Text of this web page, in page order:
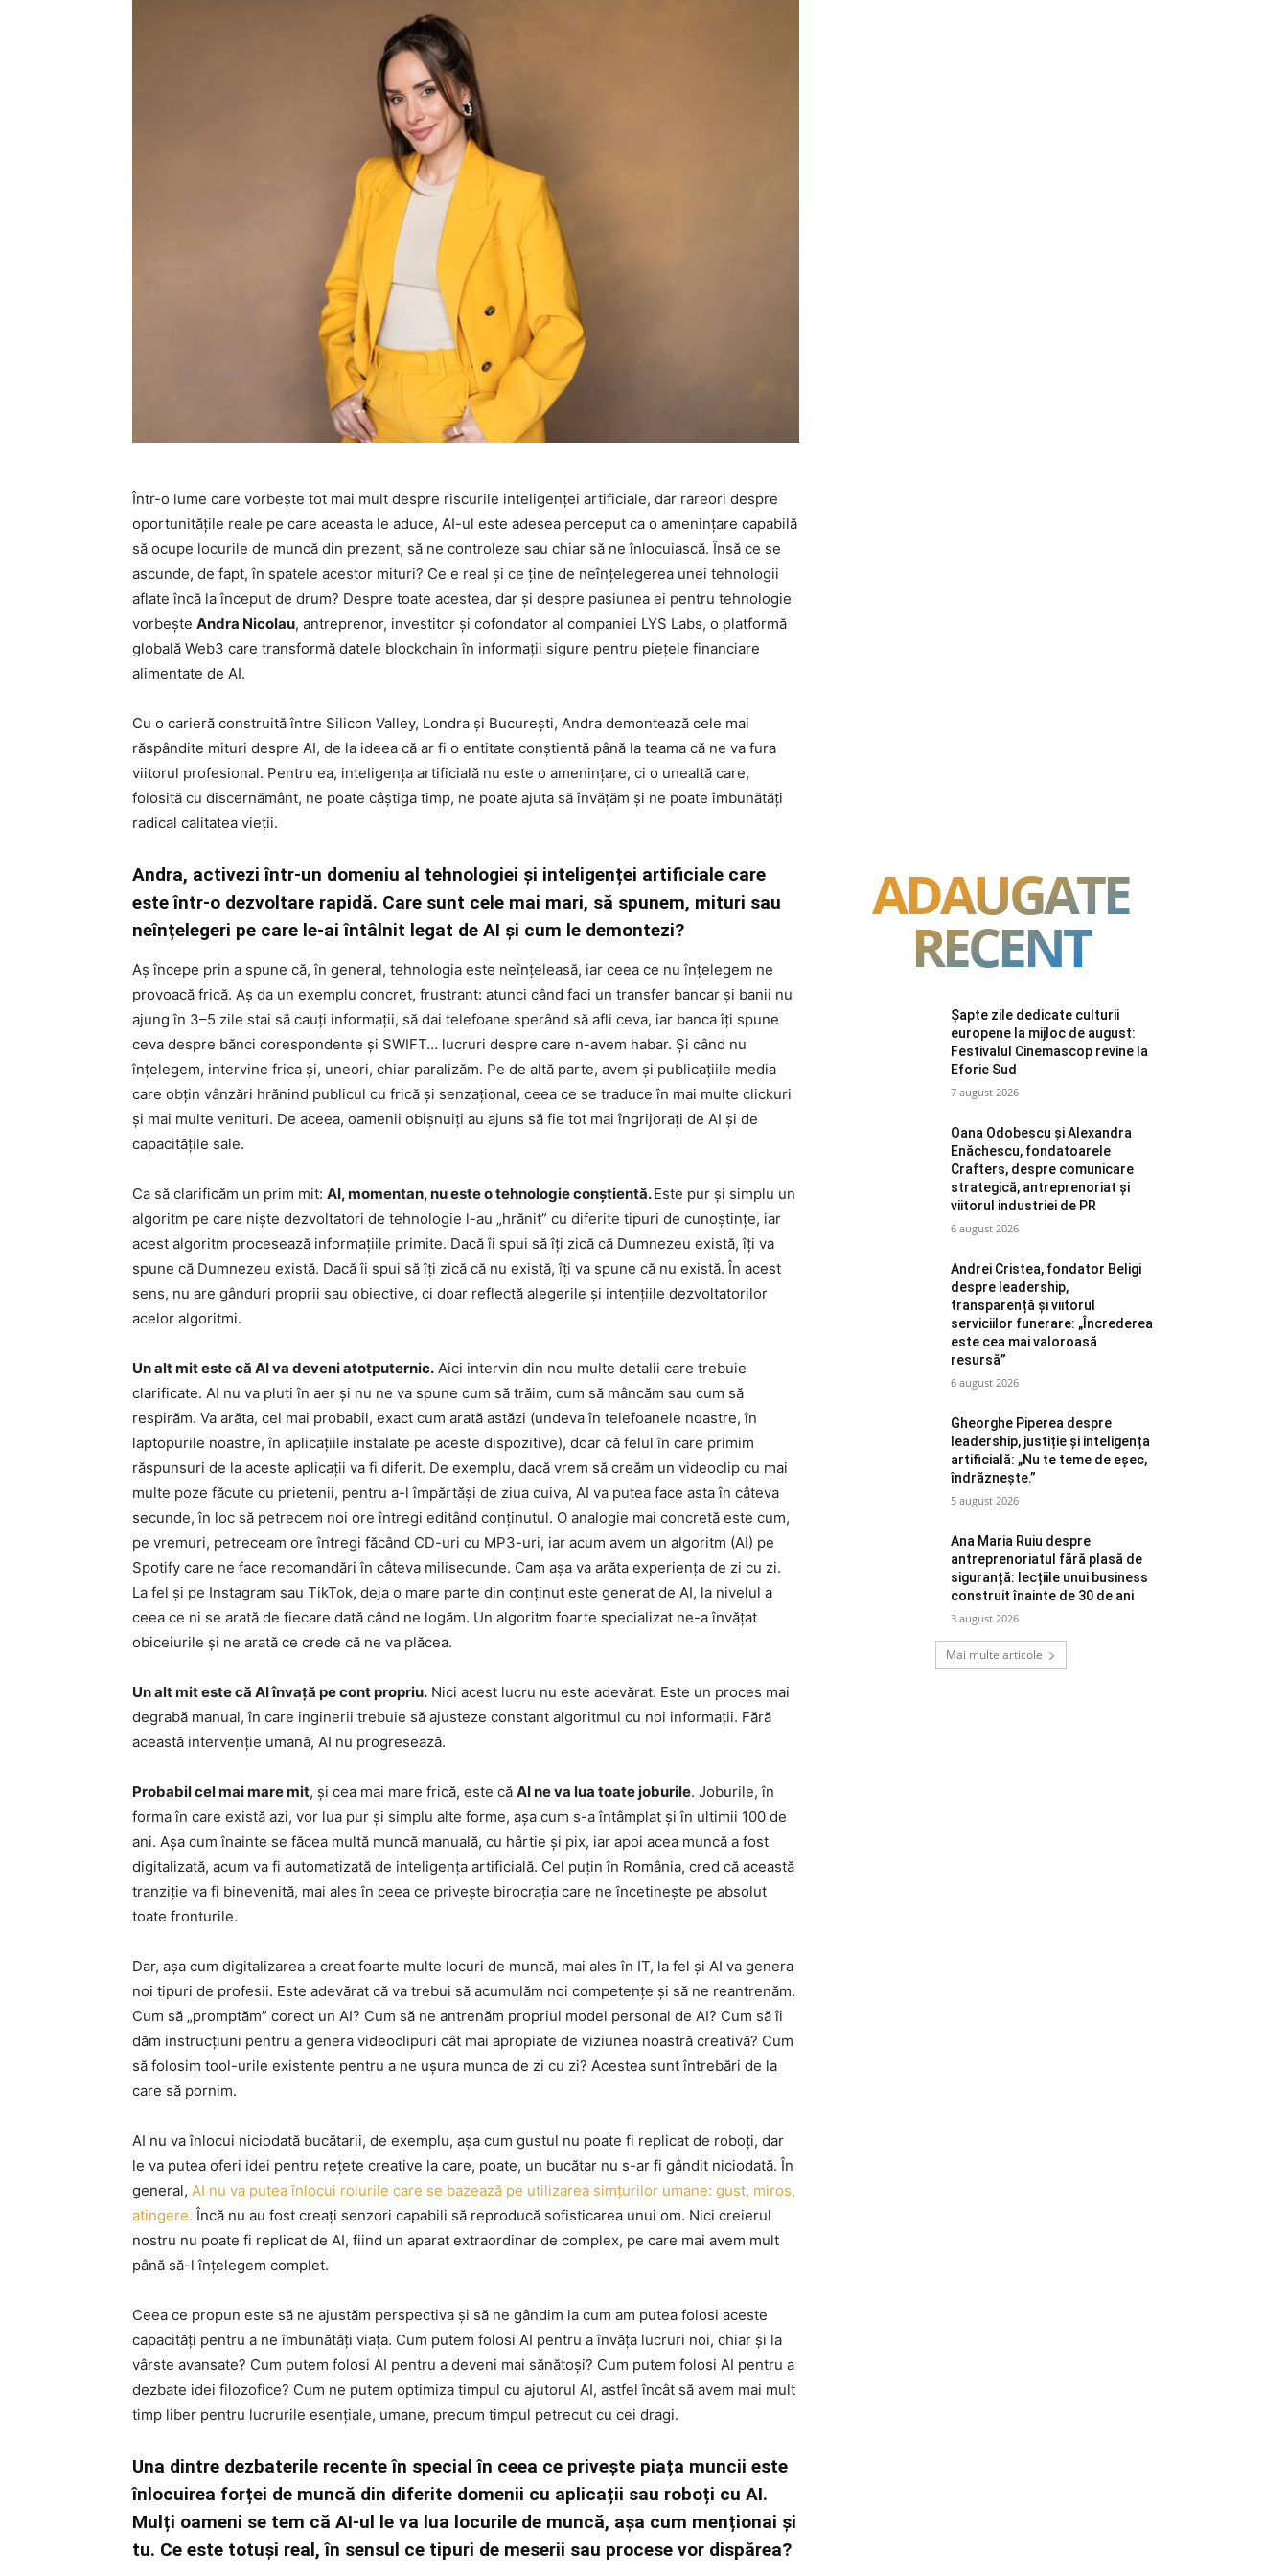
Într-o lume care vorbește tot mai mult despre riscurile inteligenței artificiale, dar rareori despre
oportunitățile reale pe care aceasta le aduce, AI-ul este adesea perceput ca o amenințare capabilă
să ocupe locurile de muncă din prezent, să ne controleze sau chiar să ne înlocuiască. Însă ce se
ascunde, de fapt, în spatele acestor mituri? Ce e real și ce ține de neînțelegerea unei tehnologii
aflate încă la început de drum? Despre toate acestea, dar și despre pasiunea ei pentru tehnologie
vorbește Andra Nicolau, antreprenor, investitor și cofondator al companiei LYS Labs, o platformă
globală Web3 care transformă datele blockchain în informații sigure pentru piețele financiare
alimentate de AI.
Cu o carieră construită între Silicon Valley, Londra și București, Andra demontează cele mai
răspândite mituri despre AI, de la ideea că ar fi o entitate conștientă până la teama că ne va fura
viitorul profesional. Pentru ea, inteligența artificială nu este o amenințare, ci o unealtă care,
folosită cu discernământ, ne poate câștiga timp, ne poate ajuta să învățăm și ne poate îmbunătăți
radical calitatea vieții.
Andra, activezi într-un domeniu al tehnologiei și inteligenței artificiale care
este într-o dezvoltare rapidă. Care sunt cele mai mari, să spunem, mituri sau
neînțelegeri pe care le-ai întâlnit legat de AI și cum le demontezi?
Aș începe prin a spune că, în general, tehnologia este neînțeleasă, iar ceea ce nu înțelegem ne
provoacă frică. Aș da un exemplu concret, frustrant: atunci când faci un transfer bancar și banii nu
ajung în 3–5 zile stai să cauți informații, să dai telefoane sperând să afli ceva, iar banca îți spune
ceva despre bănci corespondente și SWIFT… lucruri despre care n-avem habar. Și când nu
înțelegem, intervine frica și, uneori, chiar paralizăm. Pe de altă parte, avem și publicațiile media
care obțin vânzări hrănind publicul cu frică și senzațional, ceea ce se traduce în mai multe clickuri
și mai multe venituri. De aceea, oamenii obișnuiți au ajuns să fie tot mai îngrijorați de AI și de
capacitățile sale.
Ca să clarificăm un prim mit: AI, momentan, nu este o tehnologie conștientă.Este pur și simplu un
algoritm pe care niște dezvoltatori de tehnologie l-au „hrănit” cu diferite tipuri de cunoștințe, iar
acest algoritm procesează informațiile primite. Dacă îi spui să îți zică că Dumnezeu există, îți va
spune că Dumnezeu există. Dacă îi spui să îți zică că nu există, îți va spune că nu există. În acest
sens, nu are gânduri proprii sau obiective, ci doar reflectă alegerile și intențiile dezvoltatorilor
acelor algoritmi.
Un alt mit este că AI va deveni atotputernic. Aici intervin din nou multe detalii care trebuie
clarificate. AI nu va pluti în aer și nu ne va spune cum să trăim, cum să mâncăm sau cum să
respirăm. Va arăta, cel mai probabil, exact cum arată astăzi (undeva în telefoanele noastre, în
laptopurile noastre, în aplicațiile instalate pe aceste dispozitive), doar că felul în care primim
răspunsuri de la aceste aplicații va fi diferit. De exemplu, dacă vrem să creăm un videoclip cu mai
multe poze făcute cu prietenii, pentru a-l împărtăși de ziua cuiva, AI va putea face asta în câteva
secunde, în loc să petrecem noi ore întregi editând conținutul. O analogie mai concretă este cum,
pe vremuri, petreceam ore întregi făcând CD-uri cu MP3-uri, iar acum avem un algoritm (AI) pe
Spotify care ne face recomandări în câteva milisecunde. Cam așa va arăta experiența de zi cu zi.
La fel și pe Instagram sau TikTok, deja o mare parte din conținut este generat de AI, la nivelul a
ceea ce ni se arată de fiecare dată când ne logăm. Un algoritm foarte specializat ne-a învățat
obiceiurile și ne arată ce crede că ne va plăcea.
Un alt mit este că AI învață pe cont propriu. Nici acest lucru nu este adevărat. Este un proces mai
degrabă manual, în care inginerii trebuie să ajusteze constant algoritmul cu noi informații. Fără
această intervenție umană, AI nu progresează.
Probabil cel mai mare mit, și cea mai mare frică, este că AI ne va lua toate joburile. Joburile, în
forma în care există azi, vor lua pur și simplu alte forme, așa cum s-a întâmplat și în ultimii 100 de
ani. Așa cum înainte se făcea multă muncă manuală, cu hârtie și pix, iar apoi acea muncă a fost
digitalizată, acum va fi automatizată de inteligența artificială. Cel puțin în România, cred că această
tranziție va fi binevenită, mai ales în ceea ce privește birocrația care ne încetinește pe absolut
toate fronturile.
Dar, așa cum digitalizarea a creat foarte multe locuri de muncă, mai ales în IT, la fel și AI va genera
noi tipuri de profesii. Este adevărat că va trebui să acumulăm noi competențe și să ne reantrenăm.
Cum să „promptăm” corect un AI? Cum să ne antrenăm propriul model personal de AI? Cum să îi
dăm instrucțiuni pentru a genera videoclipuri cât mai apropiate de viziunea noastră creativă? Cum
să folosim tool-urile existente pentru a ne ușura munca de zi cu zi? Acestea sunt întrebări de la
care să pornim.
AI nu va înlocui niciodată bucătarii, de exemplu, așa cum gustul nu poate fi replicat de roboți, dar
le va putea oferi idei pentru rețete creative la care, poate, un bucătar nu s-ar fi gândit niciodată. În
general, AI nu va putea înlocui rolurile care se bazează pe utilizarea simțurilor umane: gust, miros,
atingere. Încă nu au fost creați senzori capabili să reproducă sofisticarea unui om. Nici creierul
nostru nu poate fi replicat de AI, fiind un aparat extraordinar de complex, pe care mai avem mult
până să-l înțelegem complet.
Ceea ce propun este să ne ajustăm perspectiva și să ne gândim la cum am putea folosi aceste
capacități pentru a ne îmbunătăți viața. Cum putem folosi AI pentru a învăța lucruri noi, chiar și la
vârste avansate? Cum putem folosi AI pentru a deveni mai sănătoși? Cum putem folosi AI pentru a
dezbate idei filozofice? Cum ne putem optimiza timpul cu ajutorul AI, astfel încât să avem mai mult
timp liber pentru lucrurile esențiale, umane, precum timpul petrecut cu cei dragi.
Una dintre dezbaterile recente în special în ceea ce privește piața muncii este
înlocuirea forței de muncă din diferite domenii cu aplicații sau roboți cu AI.
Mulți oameni se tem că AI-ul le va lua locurile de muncă, așa cum menționai și
tu. Ce este totuși real, în sensul ce tipuri de meserii sau procese vor dispărea?
ADAUGATE
RECENT
Șapte zile dedicate culturii
europene la mijloc de august:
Festivalul Cinemascop revine la
Eforie Sud
7 august 2026
Oana Odobescu și Alexandra
Enăchescu, fondatoarele
Crafters, despre comunicare
strategică, antreprenoriat și
viitorul industriei de PR
6 august 2026
Andrei Cristea, fondator Beligi
despre leadership,
transparență și viitorul
serviciilor funerare: „Încrederea
este cea mai valoroasă
resursă”
6 august 2026
Gheorghe Piperea despre
leadership, justiție și inteligența
artificială: „Nu te teme de eșec,
îndrăznește.”
5 august 2026
Ana Maria Ruiu despre
antreprenoriatul fără plasă de
siguranță: lecțiile unui business
construit înainte de 30 de ani
3 august 2026
Mai multe articole